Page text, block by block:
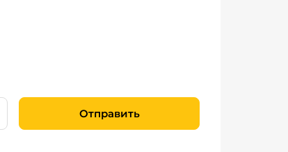
Отправить